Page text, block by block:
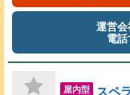
運営
電
屋内型 スペ